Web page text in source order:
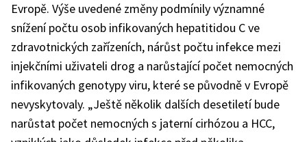
Evropě. Výše uvedené změny podmínily významné
snížení počtu osob infikovaných hepatitidou C ve
zdravotnických zařízeních, nárůst počtu infekce mezi
injekčními uživateli drog a narůstající počet nemocných
infikovaných genotypy viru, které se původně v Evropě
nevyskytovaly. „Ještě několik dalších desetiletí bude
narůstat počet nemocných s jaterní cirhózou a HCC,